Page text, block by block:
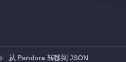
从 Pandora 转移到 JSON